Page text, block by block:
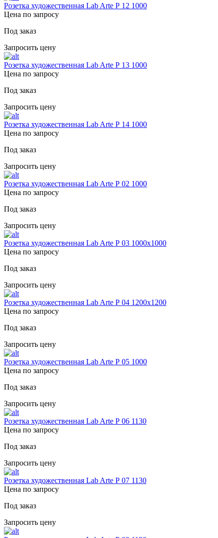
Розетка художественная Lab Arte Р 12 1000
Цена по запросу
Под заказ
Запросить цену
Розетка художественная Lab Arte Р 13 1000
Цена по запросу
Под заказ
Запросить цену
Розетка художественная Lab Arte Р 14 1000
Цена по запросу
Под заказ
Запросить цену
Розетка художественная Lab Arte Р 02 1000
Цена по запросу
Под заказ
Запросить цену
Розетка художественная Lab Arte Р 03 1000х1000
Цена по запросу
Под заказ
Запросить цену
Розетка художественная Lab Arte Р 04 1200х1200
Цена по запросу
Под заказ
Запросить цену
Розетка художественная Lab Arte Р 05 1000
Цена по запросу
Под заказ
Запросить цену
Розетка художественная Lab Arte Р 06 1130
Цена по запросу
Под заказ
Запросить цену
Розетка художественная Lab Arte Р 07 1130
Цена по запросу
Под заказ
Запросить цену